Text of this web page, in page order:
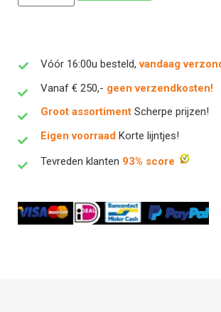
Vóór 16:00u besteld,vandaag
Vanaf € 250,- geen verzendkosten!
Groot assortiment Scherpe prijzen!
Eigen voorraad Korte lijntjes!
Tevreden klanten 93% score